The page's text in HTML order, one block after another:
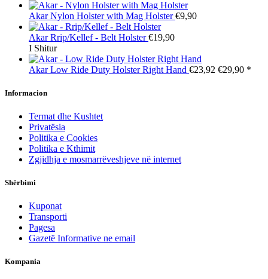
Akar Nylon Holster with Mag Holster €9,90
Akar Rrip/Kellef - Belt Holster €19,90
I Shitur
Akar Low Ride Duty Holster Right Hand €23,92 €29,90 *
Informacion
Termat dhe Kushtet
Privatësia
Politika e Cookies
Politika e Kthimit
Zgjidhja e mosmarrëveshjeve në internet
Shërbimi
Kuponat
Transporti
Pagesa
Gazetë Informative ne email
Kompania